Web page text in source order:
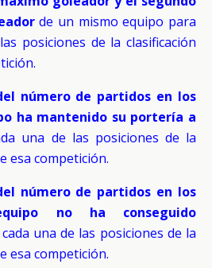
de un mismo equipo para
posiciones de la clasificación
número de partidos en los
ha mantenido su portería a
una de las posiciones de la
esa competición.
número de partidos en los
no ha conseguido
una de las posiciones de la
esa competición.